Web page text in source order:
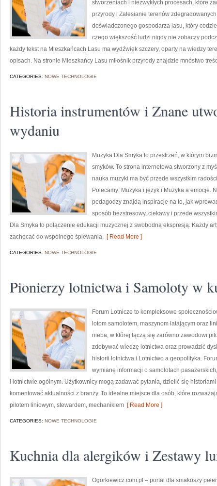
stworzeniach i niezwykłych procesach, które
przyrody i Zalesianie terenów
doświadczonego gospodarza lasu, który
czego większość ludzi nigdy nie zobaczy
każdy tekst na Mieszkańcach Lasu ma wydźwięk szczery, oparty na wiedzy
opisach. Na stronie Mieszkańcy Lasu miłośnik przyrody znajdzie mnóstwo
CATEGORIES: NOWE TECHNOLOGIE
Historia instrumentów i Znane
wydaniu
Muzyka Dla Smyka to przestrzeń, w którym
smyków. To strona internetowa stworzony z
nauka muzyki ma być przede wszystkim
Polecamy: Muzyka i język i Muzyka a emocje.
pedagodzy znajdą inspiracje na to, jak
sposób bezstresowy, ciekawy i przede
Dla Smyka to połączenie edukacji muzycznej z swobodną ekspresją. Każdy
zachęcać do wspólnego śpiewania, [ Read More ]
CATEGORIES: NOWE TECHNOLOGIE
Pionierzy lotnictwa i Samoloty w
Forum Lotnicze to kompleksowe
lotom samolotem, maszynom latającym oraz
nieba, w której łączą się zarówno zawodowi
zdobywać wiedzę lotnictwa oraz prowadzić
historii lotnictwa i Lotnictwo a geopolityka.
wymianę informacji o samolotach
i lotnictwie ogólnym. Użytkownicy mogą zadawać pytania, dzielić się
komentować aktualności z branży. To idealne miejsce dla osób, które
pilotem liniowym, stewardem, mechanikiem [ Read More ]
CATEGORIES: NOWE TECHNOLOGIE
Kuchnia dla alergików i Zestawy
Ogorkiewicz.com.pl – portal dla smakoszy